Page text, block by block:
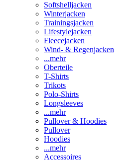
Softshelljacken
Winterjacken
Trainingsjacken
Lifestylejacken
Fleecejacken
Wind- & Regenjacken
...mehr
Oberteile
T-Shirts
Trikots
Polo-Shirts
Longsleeves
...mehr
Pullover & Hoodies
Pullover
Hoodies
...mehr
Accessoires